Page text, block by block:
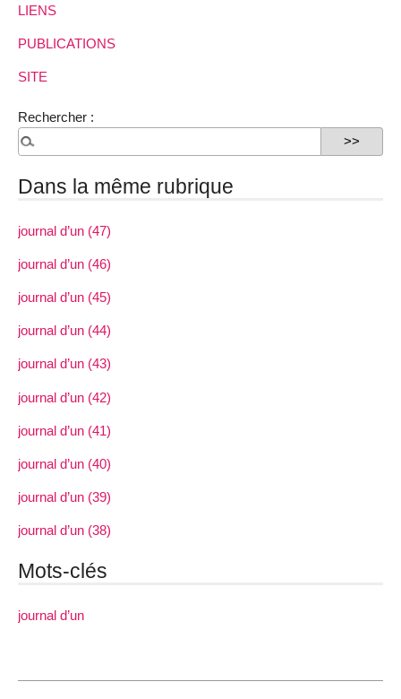
LIENS
PUBLICATIONS
SITE
Rechercher :
Dans la même rubrique
journal d’un (47)
journal d’un (46)
journal d’un (45)
journal d’un (44)
journal d’un (43)
journal d’un (42)
journal d’un (41)
journal d’un (40)
journal d’un (39)
journal d’un (38)
Mots-clés
journal d’un